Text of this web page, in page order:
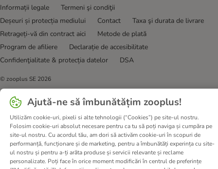
Informații legale
Termeni şi condiţii
Deșeuri și protecția mediului
Contact
Taxa şi durata de livrare
Retrageți-vă din contract aici
Metode de plată
Program de afiliere
Declarație de accesibilitate
Confidenţialitate & protecția datelor
DSA
© zooplus SE 2026
Ajută-ne să îmbunătățim zooplus!
Utilizăm cookie-uri, pixeli si alte tehnologii (“Cookies”) pe site-ul nostru.
Folosim cookie-uri absolut necesare pentru ca tu să poți naviga și cumpăra pe
site-ul nostru. Cu acordul tău, am dori să activăm cookie-uri în scopuri de
performanță, funcționare și de marketing, pentru a îmbunătăți experința cu site-
ul nostru și pentru a-ți arăta produse și servicii relevante și reclame
personalizate. Poți face în orice moment modificări în centrul de preferințe